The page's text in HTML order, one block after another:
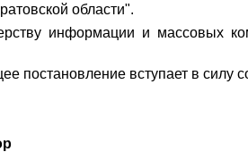
области".
информации и массовых
постановление вступает в силу